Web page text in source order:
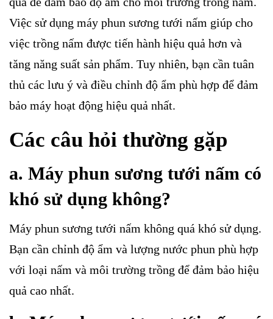
Việc sử dụng máy phun sương tưới nấm giúp cho
việc trồng nấm được tiến hành hiệu quả hơn và
tăng năng suất sản phẩm. Tuy nhiên, bạn cần tuân
thủ các lưu ý và điều chỉnh độ ẩm phù hợp để đảm
bảo máy hoạt động hiệu quả nhất.
Các câu hỏi thường gặp
a. Máy phun sương tưới nấm có
khó sử dụng không?
Máy phun sương tưới nấm không quá khó sử dụng.
Bạn cần chỉnh độ ẩm và lượng nước phun phù hợp
với loại nấm và môi trường trồng để đảm bảo hiệu
quả cao nhất.